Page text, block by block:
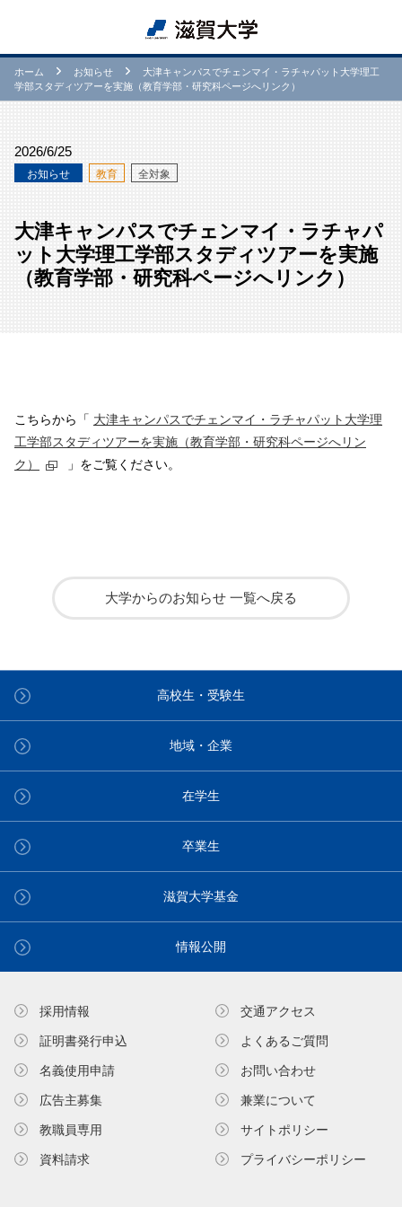
ホーム お知らせ
大津キャンパスでチェンマイ・ラチャパット大学理工
学部スタディツアーを実施（教育学部・研究科ページへリンク）
2026/6/25
お知らせ 教育 全対象
大津キャンパスでチェンマイ・ラチャパ
ット大学理工学部スタディツアーを実施
（教育学部・研究科ページへリンク）
こちらから「 大津キャンパスでチェンマイ・ラチャパット大学理
工学部スタディツアーを実施（教育学部・研究科ページへリン
ク）
」をご覧ください。
大学からのお知らせ 一覧へ戻る
高校生・受験生
地域・企業
在学生
卒業生
滋賀大学基金
情報公開
採用情報
証明書発⾏申込
名義使⽤申請
広告主募集
教職員専⽤
資料請求
交通アクセス
よくあるご質問
お問い合わせ
兼業について
サイトポリシー
プライバシーポリシー